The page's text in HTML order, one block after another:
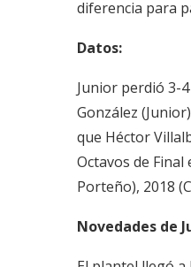
diferencia para
Datos:
Junior perdió 3-
González
que Héctor
Octavos de
Porteño), 2018
Novedades de